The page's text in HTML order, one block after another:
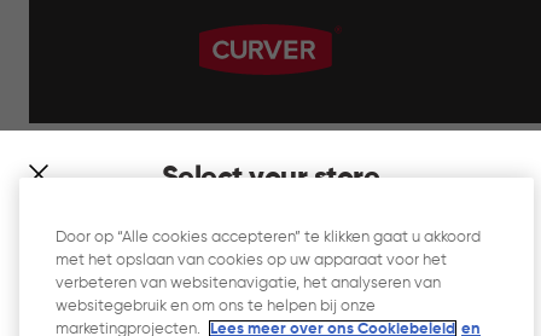
Select your store
which store would you like to shop?
Website Gebruiksvoorwaarden
Privacyverklaring
Door op “Alle cookies accepteren” te klikken gaat u akkoord
met het opslaan van cookies op uw apparaat voor het
verbeteren van websitenavigatie, het analyseren van
websitegebruik en om ons te helpen bij onze
marketingprojecten.
Lees meer over ons Cookiebeleid en